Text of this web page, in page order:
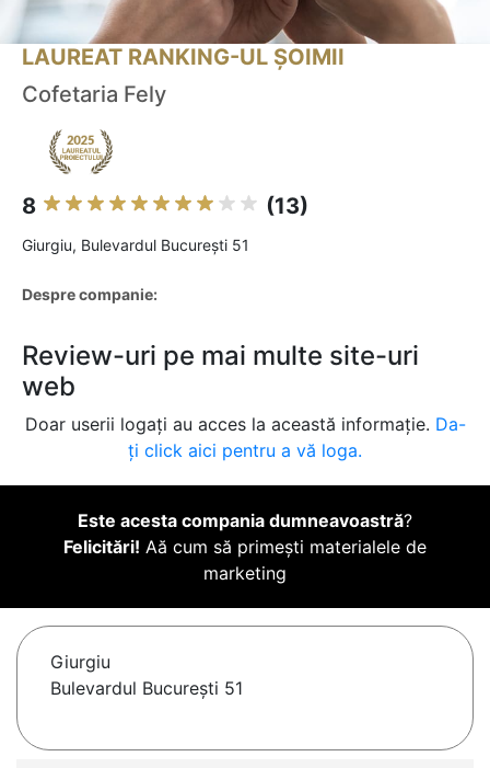
LAUREAT RANKING-UL ȘOIMII
Cofetaria Fely
8 (13)
Giurgiu, Bulevardul București 51
Despre companie:
Review-uri pe mai multe site-uri
web
Doar userii logați au acces la această informație. Da-
ți click aici pentru a vă loga.
Este acesta compania dumneavoastră?
Felicitări! Aă cum să primești materialele de
marketing
Giurgiu
Bulevardul București 51